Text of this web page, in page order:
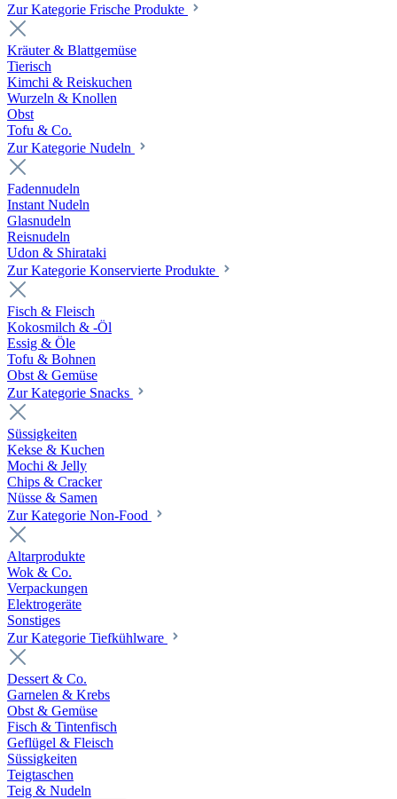
Zur Kategorie Frische Produkte
Kräuter & Blattgemüse
Tierisch
Kimchi & Reiskuchen
Wurzeln & Knollen
Obst
Tofu & Co.
Zur Kategorie Nudeln
Fadennudeln
Instant Nudeln
Glasnudeln
Reisnudeln
Udon & Shirataki
Zur Kategorie Konservierte Produkte
Fisch & Fleisch
Kokosmilch & -Öl
Essig & Öle
Tofu & Bohnen
Obst & Gemüse
Zur Kategorie Snacks
Süssigkeiten
Kekse & Kuchen
Mochi & Jelly
Chips & Cracker
Nüsse & Samen
Zur Kategorie Non-Food
Altarprodukte
Wok & Co.
Verpackungen
Elektrogeräte
Sonstiges
Zur Kategorie Tiefkühlware
Dessert & Co.
Garnelen & Krebs
Obst & Gemüse
Fisch & Tintenfisch
Geflügel & Fleisch
Süssigkeiten
Teigtaschen
Teig & Nudeln